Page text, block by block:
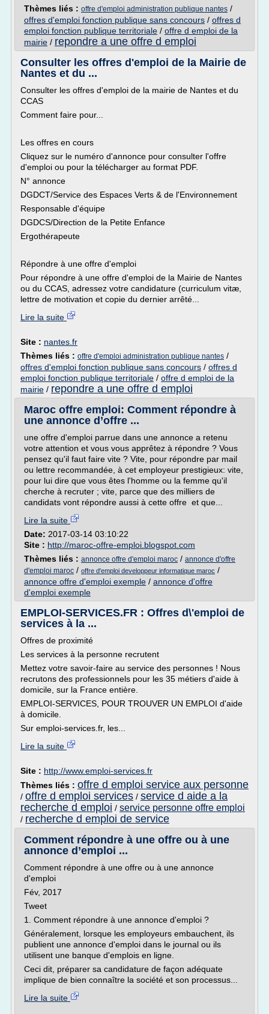
Thèmes liés : offre d'emploi administration publique nantes /
offres d'emploi fonction publique sans concours / offres d
emploi fonction publique territoriale / offre d emploi de la
mairie / repondre a une offre d emploi
Consulter les offres d'emploi de la Mairie de
Nantes et du ...
Consulter les offres d'emploi de la mairie de Nantes et du
CCAS
Comment faire pour...
Les offres en cours
Cliquez sur le numéro d'annonce pour consulter l'offre
d'emploi ou pour la télécharger au format PDF.
N° annonce
DGDCT/Service des Espaces Verts & de l'Environnement
Responsable d'équipe
DGDCS/Direction de la Petite Enfance
Ergothérapeute
Répondre à une offre d'emploi
Pour répondre à une offre d'emploi de la Mairie de Nantes
ou du CCAS, adressez votre candidature (curriculum vitæ,
lettre de motivation et copie du dernier arrêté...
Lire la suite
Site : nantes.fr
Thèmes liés : offre d'emploi administration publique nantes /
offres d'emploi fonction publique sans concours / offres d
emploi fonction publique territoriale / offre d emploi de la
mairie / repondre a une offre d emploi
Maroc offre emploi: Comment répondre à
une annonce d’offre ...
une offre d'emploi parrue dans une annonce a retenu
votre attention et vous vous apprêtez à répondre ? Vous
pensez qu'il faut faire vite ? Vite, pour répondre par mail
ou lettre recommandée, à cet employeur prestigieux: vite,
pour lui dire que vous êtes l'homme ou la femme qu'il
cherche à recruter ; vite, parce que des milliers de
candidats vont répondre aussi à cette offre et que...
Lire la suite
Date: 2017-03-14 03:10:22
Site : http://maroc-offre-emploi.blogspot.com
Thèmes liés : annonce offre d'emploi maroc / annonce d'offre
d'emploi maroc / offre d'emploi developpeur informatique maroc /
annonce offre d'emploi exemple / annonce d'offre
d'emploi exemple
EMPLOI-SERVICES.FR : Offres d\'emploi de
services à la ...
Offres de proximité
Les services à la personne recrutent
Mettez votre savoir-faire au service des personnes ! Nous
recrutons des professionnels pour les 35 métiers d'aide à
domicile, sur la France entière.
EMPLOI-SERVICES, POUR TROUVER UN EMPLOI d'aide
à domicile.
Sur emploi-services.fr, les...
Lire la suite
Site : http://www.emploi-services.fr
Thèmes liés : offre d emploi service aux personne
/ offre d emploi services / service d aide a la
recherche d emploi / service personne offre emploi
/ recherche d emploi de service
Comment répondre à une offre ou à une
annonce d’emploi ...
Comment répondre à une offre ou à une annonce
d'emploi
Fév, 2017
Tweet
1. Comment répondre à une annonce d'emploi ?
Généralement, lorsque les employeurs embauchent, ils
publient une annonce d'emploi dans le journal ou ils
utilisent une banque d'emplois en ligne.
Ceci dit, préparer sa candidature de façon adéquate
implique de bien connaître la société et son processus...
Lire la suite